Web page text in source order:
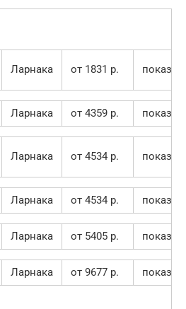
Ларнака от 1831 p.
Ларнака от 4359 p.
Ларнака от 4534 p.
Ларнака от 4534 p.
Ларнака от 5405 p.
Ларнака от 9677 p.